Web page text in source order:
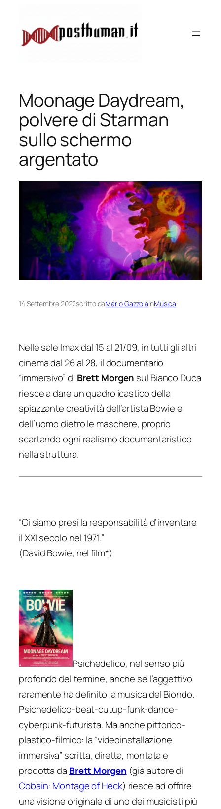
contenuto
Moonage Daydream,
polvere di Starman
sullo schermo
argentato
14 Settembre 2022scritto daMario GazzolainMusica
Nelle sale Imax dal 15 al 21/09, in tutti gli altri
cinema dal 26 al 28, il documentario
“immersivo” di Brett Morgen sul Bianco Duca
riesce a dare un quadro icastico della
spiazzante creatività dell’artista Bowie e
dell’uomo dietro le maschere, proprio
scartando ogni realismo documentaristico
nella struttura.
“Ci siamo presi la responsabilità d’inventare
il XXI secolo nel 1971.”
(David Bowie, nel film*)
Psichedelico, nel senso più
profondo del termine, anche se l’aggettivo
raramente ha definito la musica del Biondo.
Psichedelico-beat-cutup-funk-dance-
cyberpunk-futurista. Ma anche pittorico-
plastico-filmico: la “videoinstallazione
immersiva” scritta, diretta, montata e
prodotta da Brett Morgen (già autore di
Cobain: Montage of Heck) riesce ad offrire
una visione originale di uno dei musicisti più